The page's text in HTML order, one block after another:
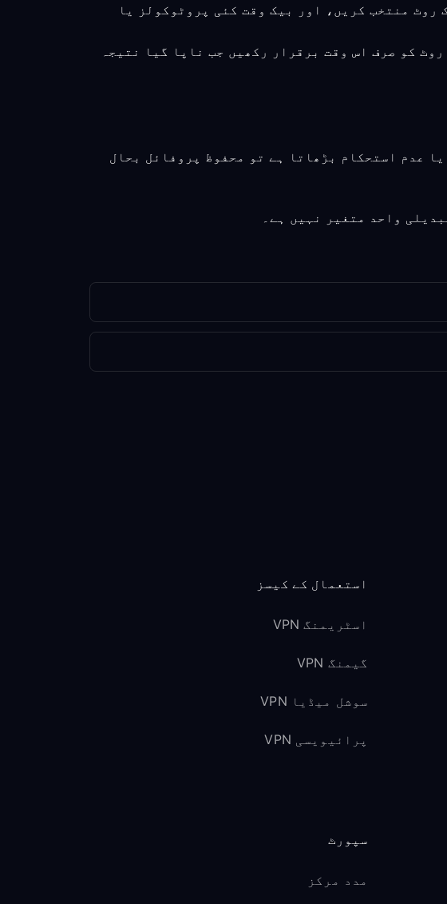
روٹ منتخب کریں، اور بیک وقت کئی پروٹوکولز یا
کو صرف اس وقت برقرار رکھیں جب ناپا گیا نتیجہ
عدم استحکام بڑھاتا ہے تو محفوظ پروفائل بحال
استعمال کے کیسز
اسٹریمنگ VPN
گیمنگ VPN
سوشل میڈیا VPN
پرائیویسی VPN
سپورٹ
مدد مرکز